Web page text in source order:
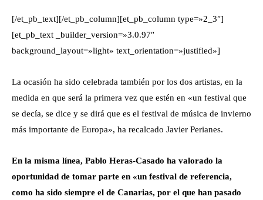
[/et_pb_text][/et_pb_column][et_pb_column type=»2_3″]
[et_pb_text _builder_version=»3.0.97″
background_layout=»light» text_orientation=»justified»]
La ocasión ha sido celebrada también por los dos artistas, en la
medida en que será la primera vez que estén en «un festival que
se decía, se dice y se dirá que es el festival de música de invierno
más importante de Europa», ha recalcado Javier Perianes.
En la misma línea, Pablo Heras-Casado ha valorado la
oportunidad de tomar parte en «un festival de referencia,
como ha sido siempre el de Canarias, por el que han pasado